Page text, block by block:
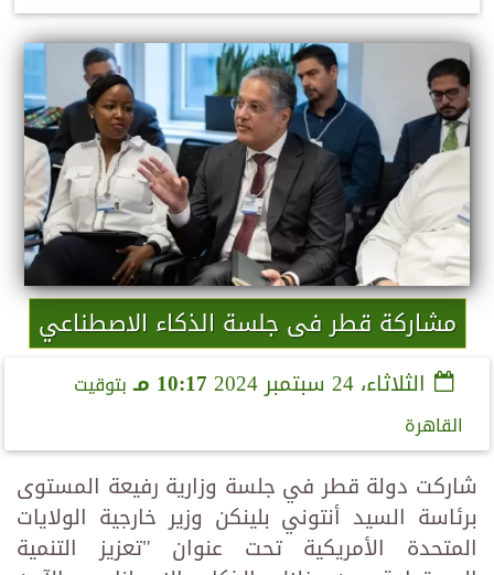
مشاركة قطر فى جلسة الذكاء الاصطناعي
الثلاثاء، 24 سبتمبر 2024 10:17 مـ
بتوقيت
القاهرة
شاركت دولة قطر في جلسة وزارية رفيعة المستوى
برئاسة السيد أنتوني بلينكن وزير خارجية الولايات
المتحدة الأمريكية تحت عنوان "تعزيز التنمية